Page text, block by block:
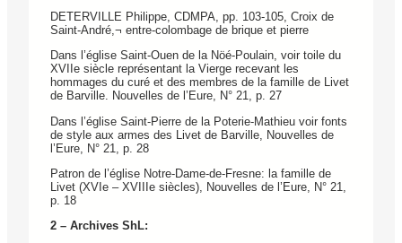
DETERVILLE Philippe, CDMPA, pp. 103-105, Croix de
Saint-André,¬ entre-colombage de brique et pierre
Dans l’église Saint-Ouen de la Nöé-Poulain, voir toile du
XVIIe siècle représentant la Vierge recevant les
hommages du curé et des membres de la famille de Livet
de Barville. Nouvelles de l’Eure, N° 21, p. 27
Dans l’église Saint-Pierre de la Poterie-Mathieu voir fonts
de style aux armes des Livet de Barville, Nouvelles de
l’Eure, N° 21, p. 28
Patron de l’église Notre-Dame-de-Fresne: la famille de
Livet (XVIe – XVIIIe siècles), Nouvelles de l’Eure, N° 21,
p. 18
2 – Archives ShL: